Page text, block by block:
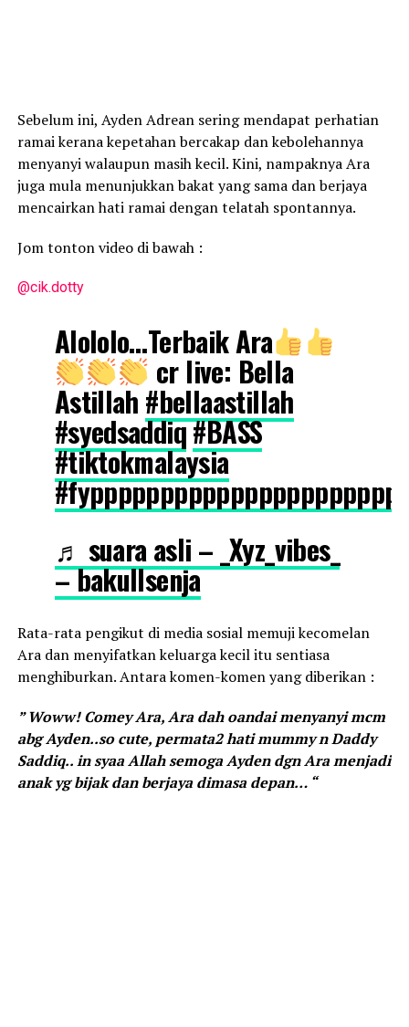
Sebelum ini, Ayden Adrean sering mendapat perhatian
ramai kerana kepetahan bercakap dan kebolehannya
menyanyi walaupun masih kecil. Kini, nampaknya Ara
juga mula menunjukkan bakat yang sama dan berjaya
mencairkan hati ramai dengan telatah spontannya.
Jom tonton video di bawah :
@cik.dotty
Alololo…Terbaik Ara
cr live: Bella
Astillah #bellaastillah
#syedsaddiq#BASS
#tiktokmalaysia
♬ suara asli – _Xyz_vibes_
– bakullsenja
Rata-rata pengikut di media sosial memuji kecomelan
Ara dan menyifatkan keluarga kecil itu sentiasa
menghiburkan. Antara komen-komen yang diberikan :
” Woww! Comey Ara, Ara dah oandai menyanyi mcm
abg Ayden..so cute, permata2 hati mummy n Daddy
Saddiq.. in syaa Allah semoga Ayden dgn Ara menjadi
anak yg bijak dan berjaya dimasa depan… “